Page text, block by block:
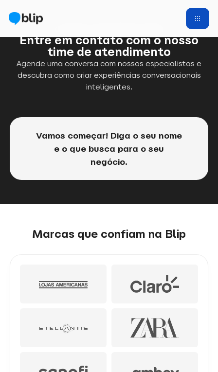
Entre em contato com o nosso
time de atendimento
Agende uma conversa com nossos especialistas e
descubra como criar experiências conversacionais
inteligentes.
Vamos começar! Diga o seu nome
e o que busca para o seu
negócio.
Marcas que confiam na Blip